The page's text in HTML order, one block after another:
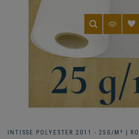
INTISSE POLYESTER 2011 - 25G/M² |